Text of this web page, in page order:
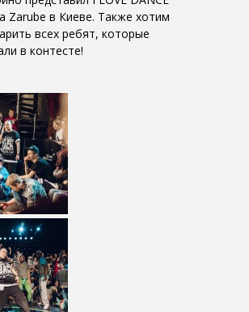
Zarube в Киеве. Также хотим
всех ребят, которые
в контесте!